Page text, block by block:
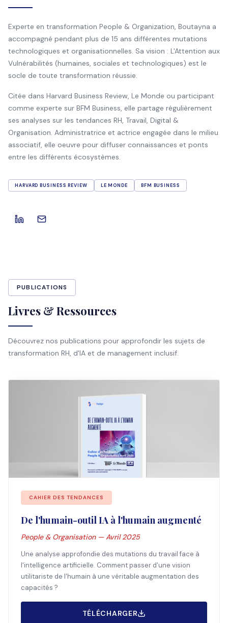
Experte en transformation People & Organization, Boutayna a
accompagné pendant plus de 15 ans différentes mutations
technologiques et organisationnelles. Sa vision : L'Attention aux
Vulnérabilités (humaines, sociales et technologiques) est le
socle de toute transformation réussie.
Citée dans Harvard Business Review, Le Monde ou participant
comme experte sur BFM Business, elle partage régulièrement
ses analyses sur les tendances RH, Travail, Digital &
Organisation. Administratrice et actrice engagée dans le milieu
associatif, elle oeuvre pour diffuser connaissances et ponts
entre les différents écosystèmes.
HARVARD BUSINESS REVIEW LE MONDE BFM BUSINESS
PUBLICATIONS
Livres & Ressources
Découvrez nos publications pour approfondir les sujets de
transformation RH, d'IA et de management inclusif.
CAHIER DES TENDANCES
De l'humain-outil IA à l'humain augmenté
People & Organisation — Avril 2025
Une analyse approfondie des mutations du travail face à
l'intelligence artificielle. Comment passer d'une vision
utilitariste de l'humain à une véritable augmentation des
capacités ?
TÉLÉCHARGER